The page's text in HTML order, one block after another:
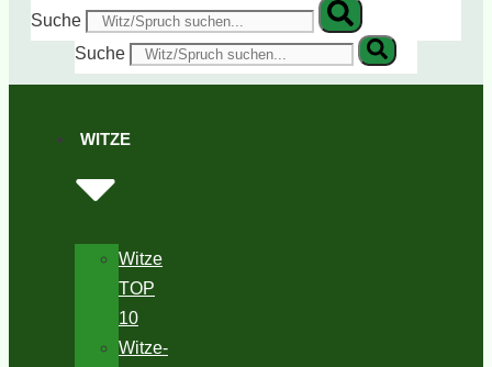
Suche
Suche
WITZE
Witze
TOP
10
Witze-